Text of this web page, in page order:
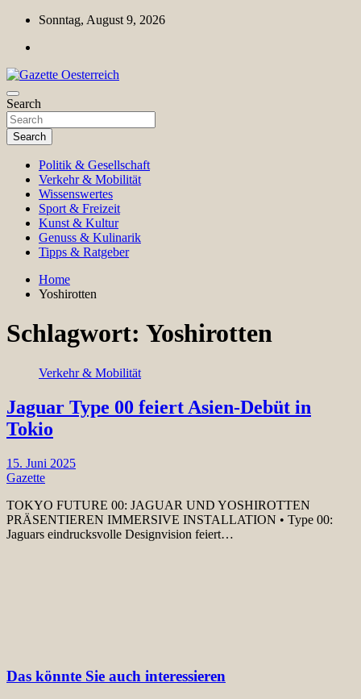
Skip
content
Sonntag, August 9, 2026
Gazette Oesterreich
Magazin für Freizeit, Politik, Kultur & Wissenschaft
Search
Search
Politik & Gesellschaft
Verkehr & Mobilität
Wissenswertes
Sport & Freizeit
Kunst & Kultur
Genuss & Kulinarik
Tipps & Ratgeber
Home
Yoshirotten
Schlagwort: Yoshirotten
Verkehr & Mobilität
Jaguar Type 00 feiert Asien-Debüt in
Tokio
15. Juni 2025
Gazette
TOKYO FUTURE 00: JAGUAR UND YOSHIROTTEN
PRÄSENTIEREN IMMERSIVE INSTALLATION • Type 00:
Jaguars eindrucksvolle Designvision feiert…
Das könnte Sie auch interessieren